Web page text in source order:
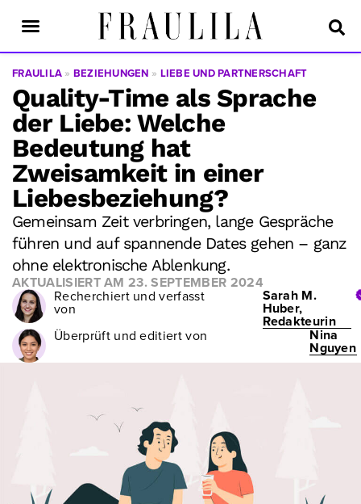
FRAULILA » BEZIEHUNGEN » LIEBE UND PARTNERSCHAFT
Quality-Time als Sprache
der Liebe: Welche
Bedeutung hat
Zweisamkeit in einer
Liebesbeziehung?
Gemeinsam Zeit verbringen, lange Gespräche
führen und auf spannende Dates gehen – ganz
ohne elektronische Ablenkung.
AKTUALISIERT AM23. SEPTEMBER 2024
Recherchiert und verfasst
von
Sarah M.
Huber,
Redakteurin
Überprüft und editiert von Nina
Nguyen